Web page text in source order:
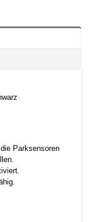
Parksensoren